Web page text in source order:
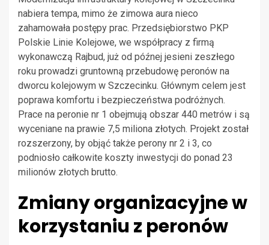
nabiera tempa, mimo że zimowa aura nieco
zahamowała postępy prac. Przedsiębiorstwo PKP
Polskie Linie Kolejowe, we współpracy z firmą
wykonawczą Rajbud, już od późnej jesieni zeszłego
roku prowadzi gruntowną przebudowę peronów na
dworcu kolejowym w Szczecinku. Głównym celem jest
poprawa komfortu i bezpieczeństwa podróżnych.
Prace na peronie nr 1 obejmują obszar 440 metrów i są
wyceniane na prawie 7,5 miliona złotych. Projekt został
rozszerzony, by objąć także perony nr 2 i 3, co
podniosło całkowite koszty inwestycji do ponad 23
milionów złotych brutto.
Zmiany organizacyjne w
korzystaniu z peronów